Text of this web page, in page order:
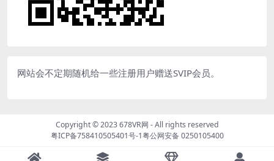
网站会不定期随机给一些注册用户赠送SVIP会员。
Copyright © 2023678VR网 - All rights reserved
粤ICP备758410505401号-1粤公网安备 0250105400